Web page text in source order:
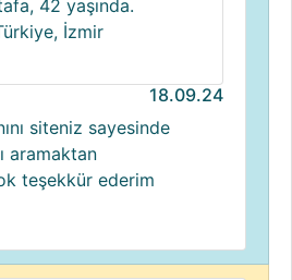
42 yaşında.
İzmir
18.09.24
siteniz sayesinde
aramaktan
teşekkür ederim